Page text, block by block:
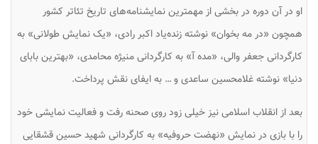
او در آن دوره در بخشی از مهمترین نمایشنامه‌های تاریخ تئاتر کشور
همچون «در مه بخوان» نوشته زنده‌یاد اکبر رادی، «یک نمایش طولانی» به
کارگردانی جعفر والی، «مده آ» به کارگردانی منیژه محامدی، «بهترین بابای
دنیا» نوشته غلامحسین ساعدی و … به ایفای نقش پرداخت.
بعد از انقلاب اسلامی نیز خیلی زود روی صحنه رفت و فعالیت نمایشی خود
را با بازی در نمایش «نهضت حروفیه» به کارگردانی شهید حسین قشقایی